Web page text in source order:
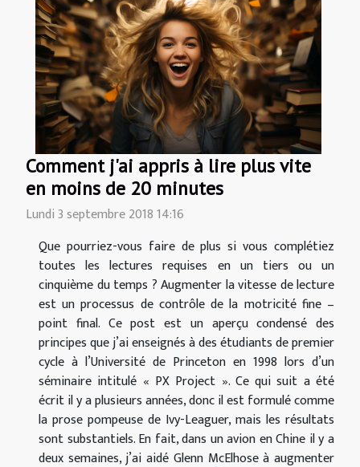
Comment j'ai appris à lire plus vite
en moins de 20 minutes
Lundi 3 septembre 2018 14:16
Que pourriez-vous faire de plus si vous complétiez
toutes les lectures requises en un tiers ou un
cinquième du temps ? Augmenter la vitesse de lecture
est un processus de contrôle de la motricité fine –
point final. Ce post est un aperçu condensé des
principes que j’ai enseignés à des étudiants de premier
cycle à l’Université de Princeton en 1998 lors d’un
séminaire intitulé « PX Project ». Ce qui suit a été
écrit il y a plusieurs années, donc il est formulé comme
la prose pompeuse de Ivy-Leaguer, mais les résultats
sont substantiels. En fait, dans un avion en Chine il y a
deux semaines, j’ai aidé Glenn McElhose à augmenter